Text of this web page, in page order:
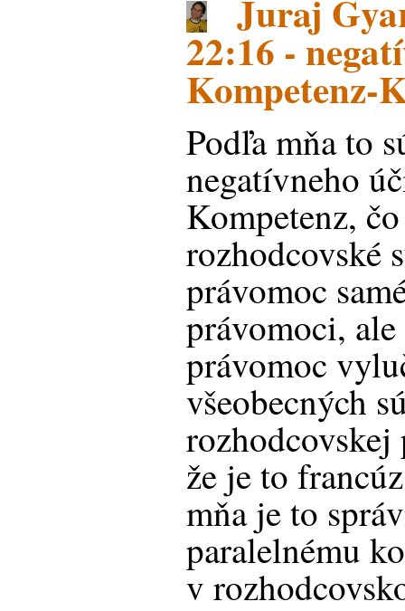
Juraj
22:16 -
Kompetenz-
Podľa mňa to
negatívneho
Kompetenz,
rozhodcovské
právomoc
právomoci,
právomoc
všeobecných
že je to
mňa je to
paralelnému
v